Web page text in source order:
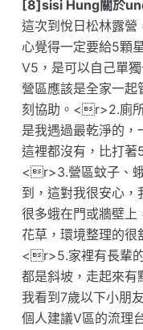
[8]sisi Hung關於
這次到悅日松林露營
心覺得一定要給5顆
V5，是可以自己單
營區應該是全家一起
刻協助。<r>2.廁
是我遇過最乾淨的，
這裡都沒有，比打著
<r>3.營區蚊子、
到，這對我很安心，
很多蛾在門或牆壁
花草，環境整理的很
<r>5.家裡有長輩
都是斜坡，走起來
我看到7歲以下小朋
個人建議V區的流理